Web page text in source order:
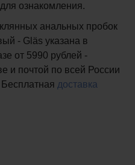
ознакомления.
анальных пробок
- Gläs указана в
от 5990 рублей -
и почтой по всей России
Бесплатная доставка